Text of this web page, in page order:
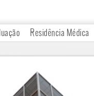
Residência Médica